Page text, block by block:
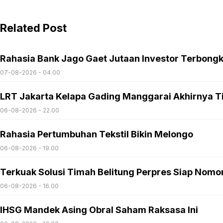
Related Post
Rahasia Bank Jago Gaet Jutaan Investor
07-08-2026 - 04.00
LRT Jakarta Kelapa Gading Manggarai Akhirnya
06-08-2026 - 22.00
Rahasia Pertumbuhan Tekstil Bikin Melongo
06-08-2026 - 19.00
Terkuak Solusi Timah Belitung Perpres Siap
06-08-2026 - 16.00
IHSG Mandek Asing Obral Saham Raksasa Ini